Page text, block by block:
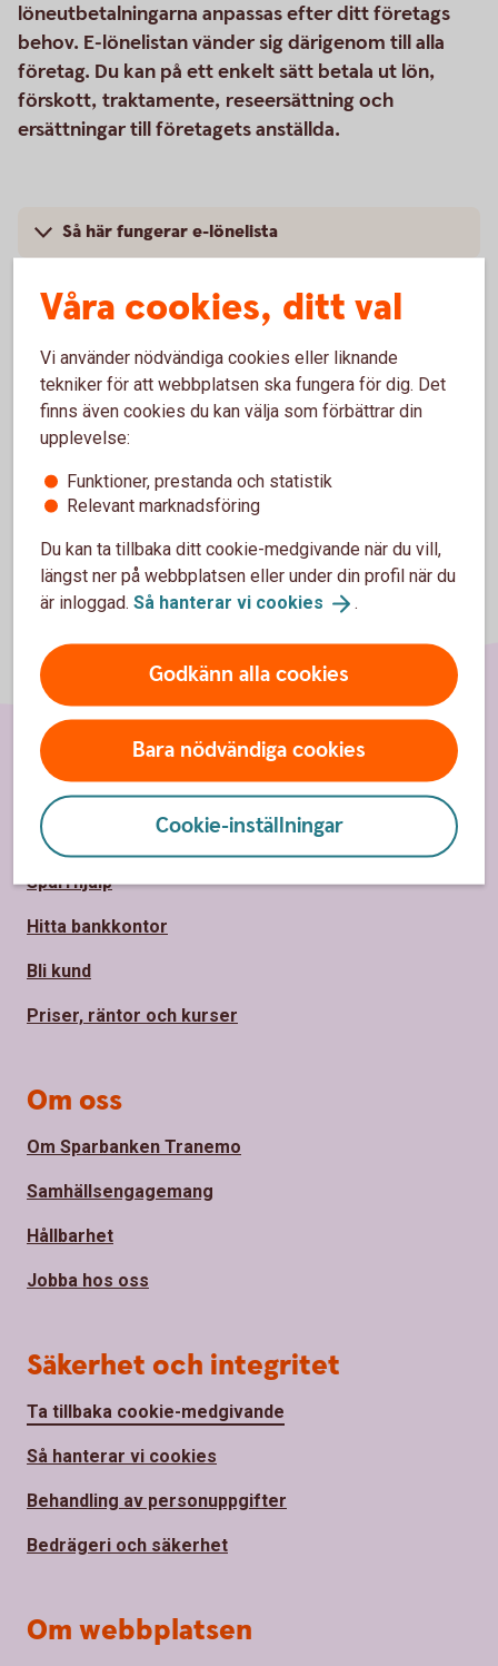
löneutbetalningarna anpassas efter ditt företags
behov. E-lönelistan vänder sig därigenom till alla
företag. Du kan på ett enkelt sätt betala ut lön,
förskott, traktamente, reseersättning och
ersättningar till företagets anställda.
Så här fungerar e-lönelista
Råd och tips
Pris
Våra cookies, ditt val
Vi använder nödvändiga cookies eller liknande
tekniker för att webbplatsen ska fungera för dig. Det
finns även cookies du kan välja som förbättrar din
upplevelse:
Funktioner, prestanda och statistik
Relevant marknadsföring
Du kan ta tillbaka ditt cookie-medgivande när du vill,
längst ner på webbplatsen eller under din profil när du
är inloggad. Så hanterar vi cookies .
Godkänn alla cookies
Bara nödvändiga cookies
Cookie-inställningar
Sidfot
Hitta snabbt
Kontakta oss
Spärrhjälp
Hitta bankkontor
Bli kund
Priser, räntor och kurser
Om oss
Om Sparbanken Tranemo
Samhällsengagemang
Hållbarhet
Jobba hos oss
Säkerhet och integritet
Ta tillbaka cookie-medgivande
Så hanterar vi cookies
Behandling av personuppgifter
Bedrägeri och säkerhet
Om webbplatsen